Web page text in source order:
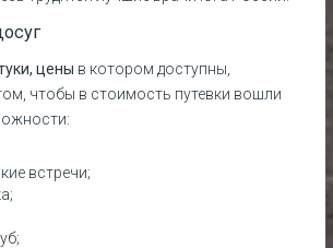
цены в котором доступны,
чтобы в стоимость путевки вошли
встречи;